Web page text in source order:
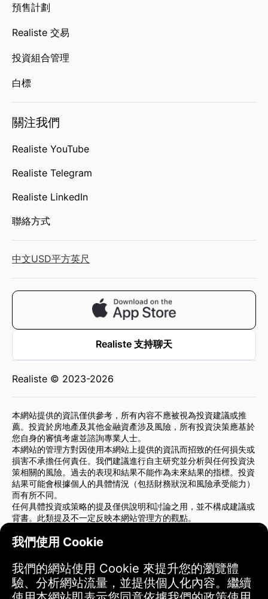
我們使用 Cookie
我們的網站使用 Cookie 來提升您的瀏覽體
驗、分析網站流量，並提供個人化內容。繼續
預售計劃
Realiste 交易
投資組合管理
白標
關注我們
Realiste YouTube
Realiste Telegram
Realiste LinkedIn
聯絡方式
中文USD平方英尺
Realiste 支持聊天
Realiste © 2023-2026
本網站提供的資訊僅供參考，所有內容不應被視為投資建議或推
薦。投資於房地產及其他金融資產涉及風險，所有投資決策應基於
您自身的審慎考慮並諮詢專業人士。
本網站的管理方對因使用本網站上提供的資訊而招致的任何損失或
損害不承擔任何責任。我們建議進行自主研究並分析與任何投資決
策相關的風險。過去的表現和結果不能作為未來結果的指標。投資
結果可能會根據個人的具體情況（包括財務狀況和風險承受能力）
而有所不同。
任何具體投資或策略的提及僅供說明和討論之用，並不構成建議或
背書。此類提及不一定反映本網站管理方的觀點。
問。您對自己的投資行為和相關風險承擔全部責任。
而導致的任何直接或間接損失或損害不承擔責任。
請在做出投資決策時謹慎行事。